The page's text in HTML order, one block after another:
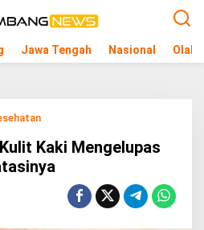
Jawa Tengah Nasional
i
l
a
Kaki Mengelupas